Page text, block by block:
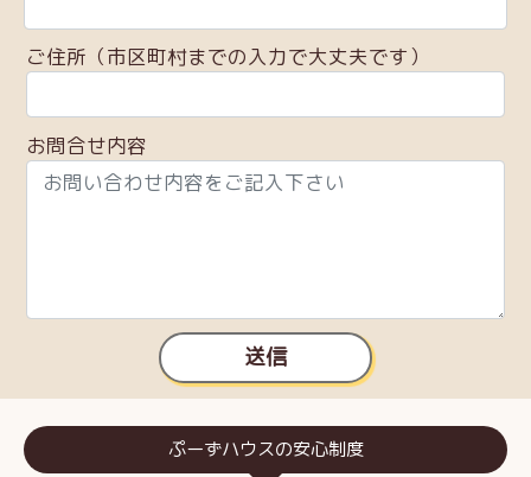
ご住所（市区町村までの入力で大丈夫です）
お問合せ内容
送信
ぷーずハウスの安心制度